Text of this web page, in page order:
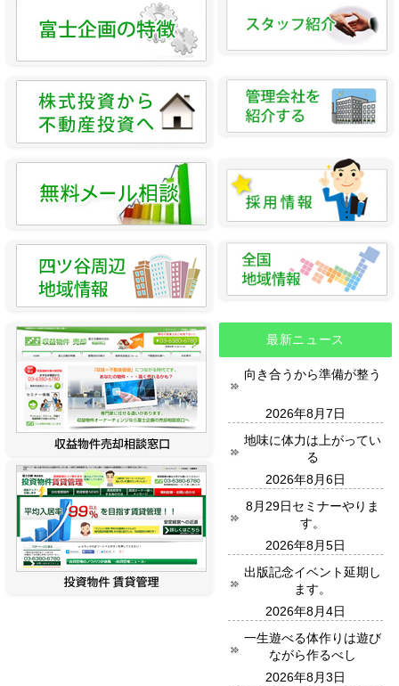
最新ニュース
向き合うから準備が整う
2026年8月7日
地味に体力は上がってい
る
2026年8月6日
8月29日セミナーやりま
す。
2026年8月5日
出版記念イベント延期し
ます。
2026年8月4日
一生遊べる体作りは遊び
ながら作るべし
2026年8月3日